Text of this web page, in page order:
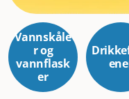
Vannskåle
r og
vannflask
er